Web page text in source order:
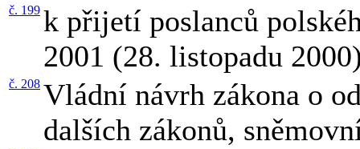
č. 199 k přijetí poslanců
2001 (28. listopadu
č. 208 Vládní návrh zákona o
dalších zákonů,